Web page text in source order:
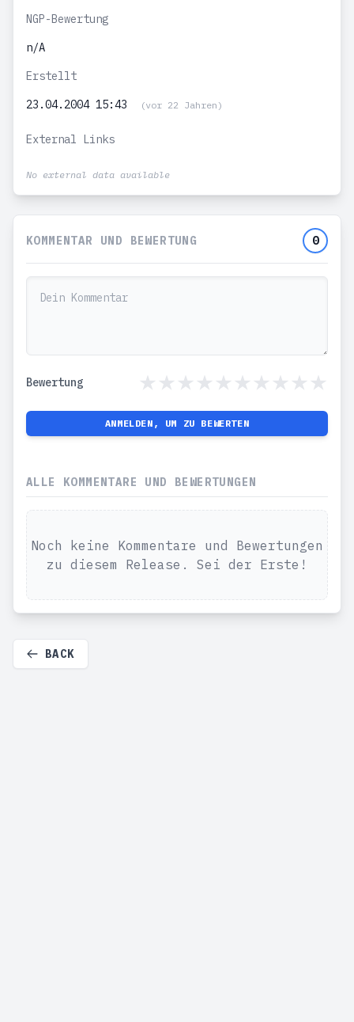
NGP-Bewertung
n/A
Erstellt
23.04.2004 15:43
(vor 22 Jahren)
External Links
No external data available
KOMMENTAR UND BEWERTUNG 0
Bewertung
ANMELDEN, UM ZU BEWERTEN
ALLE KOMMENTARE UND BEWERTUNGEN
Noch keine Kommentare und Bewertungen
zu diesem Release. Sei der Erste!
BACK